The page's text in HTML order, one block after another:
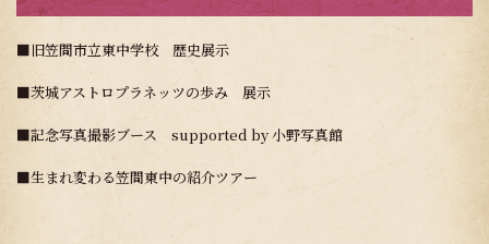
■旧笠間市立東中学校 歴史展示
■茨城アストロプラネッツの歩み 展示
■記念写真撮影ブース supported by 小野写真館
■生まれ変わる笠間東中の紹介ツアー